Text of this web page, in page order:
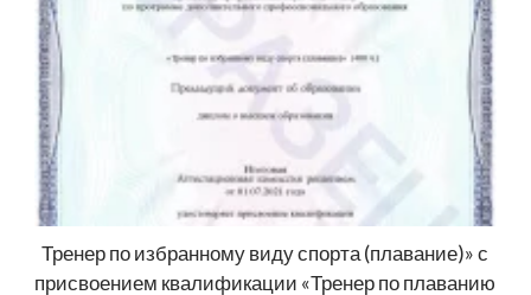
Тренер по избранному виду спорта (плавание)» с
присвоением квалификации «Тренер по плаванию